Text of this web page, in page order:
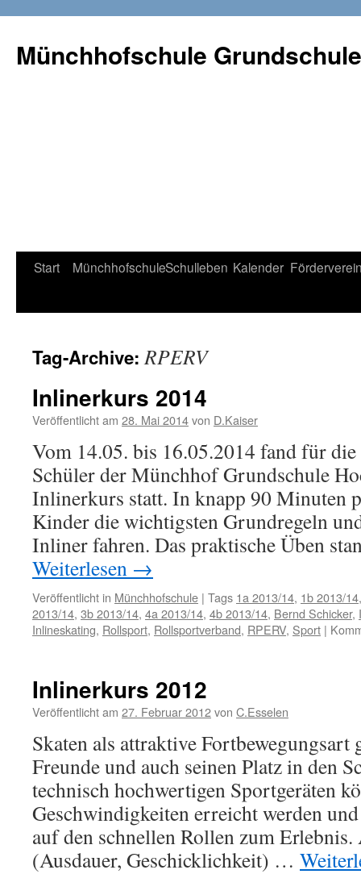
Münchhofschule
Weiter
Start MünchhofschuleSchulleben Kalender
Tag-Archive:RPERV
Inlinerkurs 2014
Veröffentlicht am 28. Mai 2014von D.Kaiser
Vom 14.05. bis 16.05.2014 fand für
Schüler der Münchhof Grundschule
Inlinerkurs statt. In knapp 90 Minuten
Kinder die wichtigsten Grundregeln
Inliner fahren. Das praktische Üben
Weiterlesen →
Veröffentlicht in Münchhofschule | Tags 1a 2013/14, 1b 2013/14
2013/14, 3b 2013/14, 4a 2013/14, 4b 2013/14, Bernd Schicker,
Inlineskating, Rollsport, Rollsportverband, RPERV, Sport |
Inlinerkurs 2012
Veröffentlicht am 27. Februar 2012von C.Esselen
Skaten als attraktive
Freunde und auch seinen Platz in den
technisch hochwertigen Sportgeräten
Geschwindigkeiten erreicht werden
auf den schnellen Rollen zum
(Ausdauer, Geschicklichkeit) …